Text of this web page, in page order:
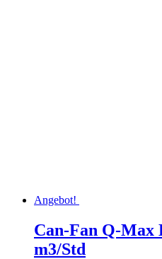
Angebot!
Can-Fan Q-Max
m3/Std